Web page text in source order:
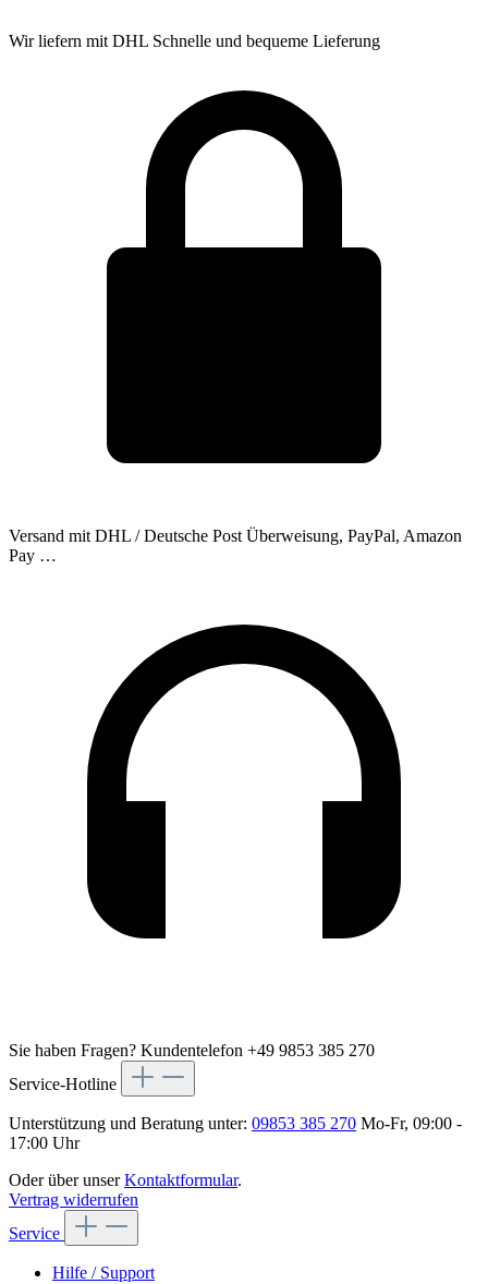
Wir liefern mit DHL Schnelle und bequeme Lieferung
Versand mit DHL / Deutsche Post Überweisung, PayPal, Amazon
Pay …
Sie haben Fragen? Kundentelefon +49 9853 385 270
Service-Hotline
Unterstützung und Beratung unter: 09853 385 270 Mo-Fr, 09:00 -
17:00 Uhr
Oder über unserKontaktformular.
Vertrag widerrufen
Service
Hilfe / Support